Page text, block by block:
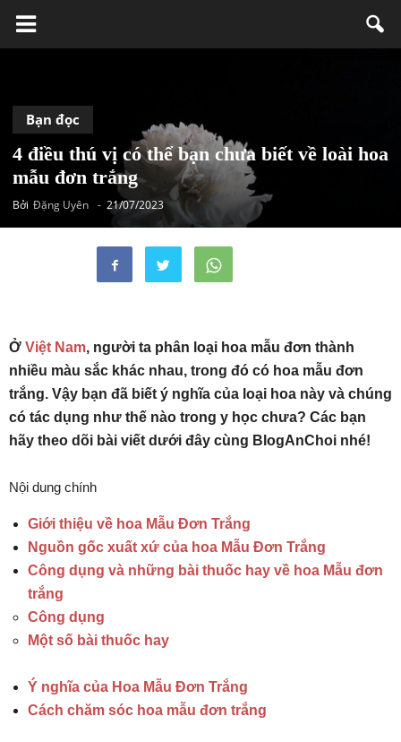
Bạn đọc
4 điều thú vị có thể bạn chưa biết về loài hoa
mẫu đơn trắng
Bởi Đặng Uyên - 21/07/2023
Ở Việt Nam, người ta phân loại hoa mẫu đơn thành
nhiều màu sắc khác nhau, trong đó có hoa mẫu đơn
trắng. Vậy bạn đã biết ý nghĩa của loại hoa này và chúng
có tác dụng như thế nào trong y học chưa? Các bạn
hãy theo dõi bài viết dưới đây cùng BlogAnChoi nhé!
Nội dung chính
Giới thiệu về hoa Mẫu Đơn Trắng
Nguồn gốc xuất xứ của hoa Mẫu Đơn Trắng
Công dụng và những bài thuốc hay về hoa Mẫu đơn
trắng
Công dụng
Một số bài thuốc hay
Ý nghĩa của Hoa Mẫu Đơn Trắng
Cách chăm sóc hoa mẫu đơn trắng